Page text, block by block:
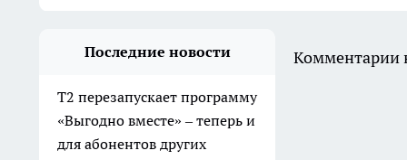
Последние новости
Т2 перезапускает программу
«Выгодно вместе» – теперь и
для абонентов других
Комментарии